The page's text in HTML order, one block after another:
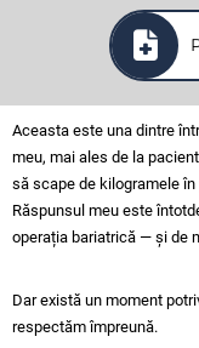
Aceasta este una dintre
meu, mai ales de la
să scape de kilogramele
Răspunsul meu este
operația bariatrică — și de
Dar există un moment
respectăm împreună.